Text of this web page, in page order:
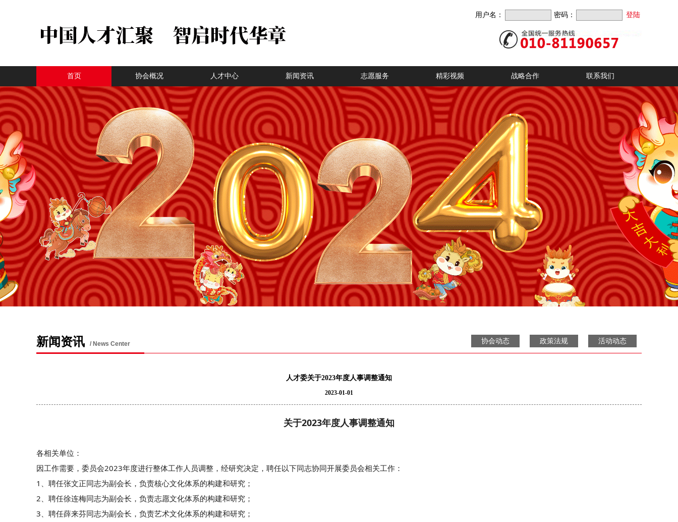
用户名： 密码：
首页 协会概况 人才中心 新闻资讯 志愿服务 精彩视频 战略合作 联系我们
新闻资讯 / News Center 协会动态 政策法规 活动动态
人才委关于2023年度人事调整通知
2023-01-01
关于2023年度人事调整通知
各相关单位：
因工作需要，委员会2023年度进行整体工作人员调整，经研究决定，聘任以下同志协同开展委员会相关工作：
1、聘任张文正同志为副会长，负责核心文化体系的构建和研究；
2、聘任徐连梅同志为副会长，负责志愿文化体系的构建和研究；
3、聘任薛来芬同志为副会长，负责艺术文化体系的构建和研究；